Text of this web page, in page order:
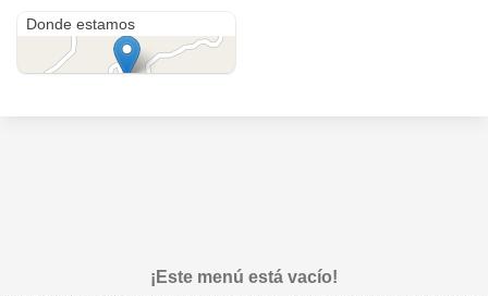
Donde estamos
¡Este menú está vacío!